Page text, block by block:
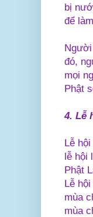
bị
để
đó,
mọi
Phật
4. Lễ
Lễ
lễ hội
Phật
Lễ
mùa
mùa